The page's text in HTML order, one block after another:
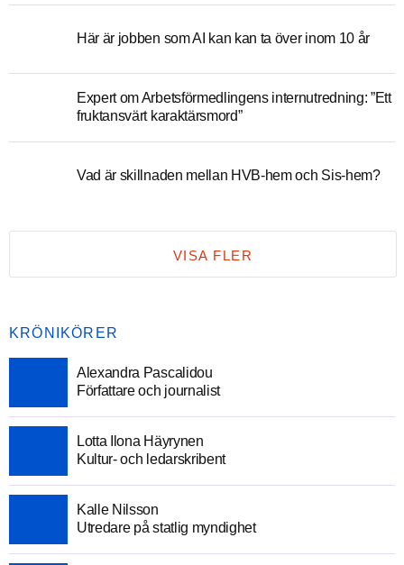
Här är jobben som AI kan kan ta över inom 10 år
Expert om Arbetsförmedlingens internutredning: ”Ett
fruktansvärt karaktärsmord”
Vad är skillnaden mellan HVB-hem och Sis-hem?
VISA FLER
KRÖNIKÖRER
Alexandra Pascalidou
Författare och journalist
Lotta Ilona Häyrynen
Kultur- och ledarskribent
Kalle Nilsson
Utredare på statlig myndighet